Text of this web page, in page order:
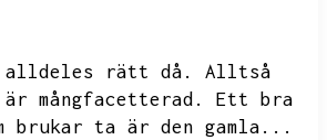
alldeles rätt då.
Alltså
mångfacetterad.
Ett bra
brukar ta är den gamla...